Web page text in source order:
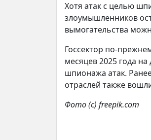
Хотя атак с целью
злоумышленников
вымогательства
Госсектор по-
месяцев 2025 года
шпионажа атак.
отраслей также
Фото (с) freepik.com